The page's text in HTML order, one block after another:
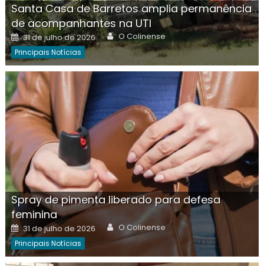
Santa Casa de Barretos amplia permanência
de acompanhantes na UTI
Posted
on
31 de julho de 2026 Author
O Colinense
Principais Notícias
Spray de pimenta liberado para defesa
feminina
Posted
on
31 de julho de 2026 Author
O Colinense
Principais Notícias